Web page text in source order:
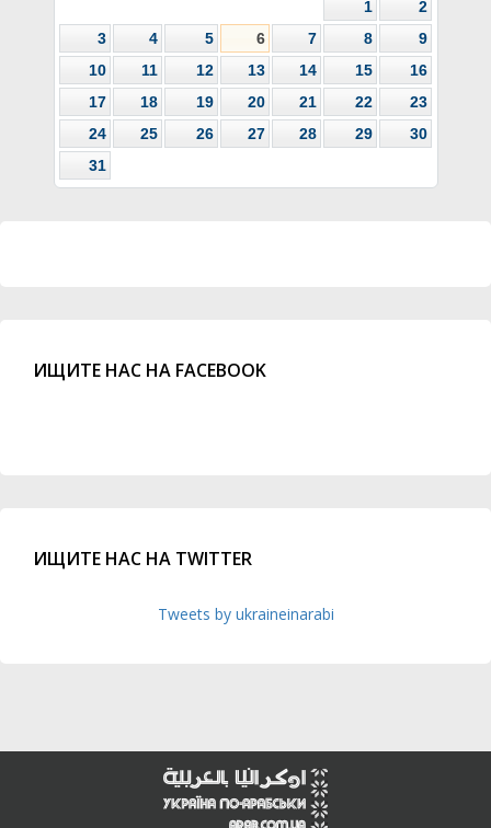
1
2
3
4 5 6 7 8
9
10
11 12 13 14 15
16
17
18 19 20 21 22
23
24
25 26 27 28 29
30
31
ИЩИТЕ НАС НА FACEBOOK
ИЩИТЕ НАС НА TWITTER
Tweets by ukraineinarabi